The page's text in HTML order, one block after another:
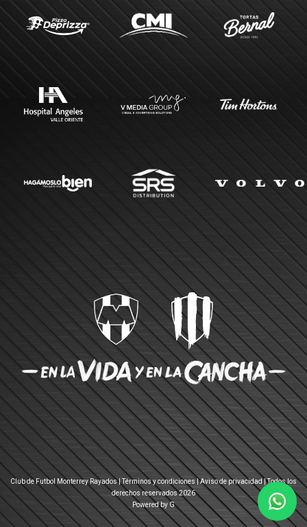
Club de Futbol Monterrey Rayados |Términos y condiciones |Aviso de privacidad | Todos los
derechos reservados 2026
Powered by G